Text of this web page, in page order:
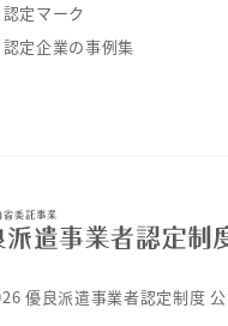
認定マーク
認定企業の事例集
優良派遣事業者認定制度